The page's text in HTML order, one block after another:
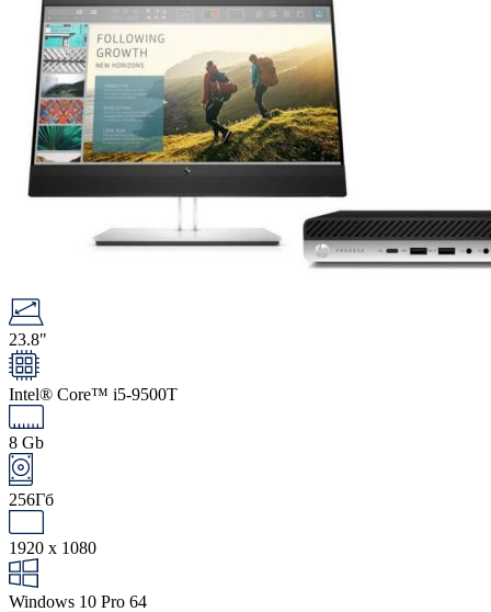
23.8"
Intel® Core™ i5-9500T
8 Gb
256Гб
1920 x 1080
Windows 10 Pro 64